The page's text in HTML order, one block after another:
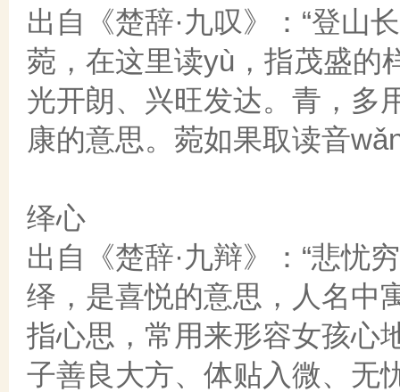
出自《楚辞·九叹》：“登山
菀，在这里读yù，指茂盛的
光开朗、兴旺发达。青，多
康的意思。菀如果取读音
绎心
出自《楚辞·九辩》：“悲忧
绎，是喜悦的意思，人名中
指心思，常用来形容女孩心
子善良大方、体贴入微、无